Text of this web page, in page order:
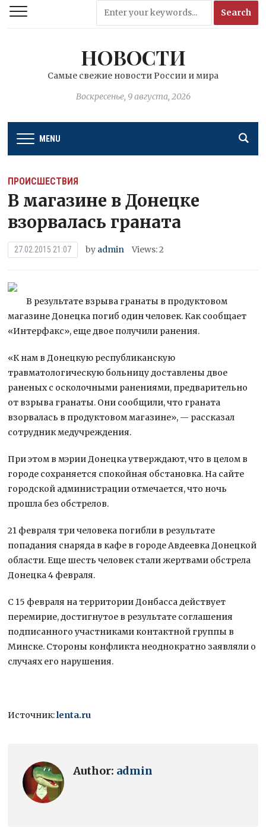
НОВОСТИ
Самые свежие новости России и мира
Воскресенье, 9 августа, 2026
MENU
ПРОИСШЕСТВИЯ
В магазине в Донецке
взорвалась граната
27.02.2015 21:07 by admin Views: 2
В результате взрыва гранаты в продуктовом
магазине Донецка погиб один человек. Как сообщает
«Интерфакс», еще двое получили ранения.
«К нам в Донецкую республиканскую
травматологическую больницу доставлены двое
раненых с осколочными ранениями, предварительно
от взрыва гранаты. Они сообщили, что граната
взорвалась в продуктовом магазине», — рассказал
сотрудник медучреждения.
При этом в мэрии Донецка утверждают, что в целом в
городе сохраняется спокойная обстановка. На сайте
городской администрации отмечается, что ночь
прошла без обстрелов.
21 февраля три человека погибли в результате
попадания снаряда в кафе в городе Авдеевка Донецкой
области. Еще шесть человек стали жертвами обстрела
Донецка 4 февраля.
С 15 февраля на территории Донбасса действует
перемирие, достигнутое в результате соглашения
подписанного участниками контактной группы в
Минске. Стороны конфликта неоднократно заявляли о
случаях его нарушения.
Источник:lenta.ru
Author: admin